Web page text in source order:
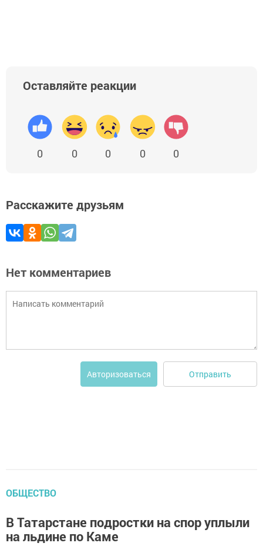
Оставляйте реакции
0 0 0 0 0
Расскажите друзьям
Нет комментариев
Авторизоваться Отправить
ОБЩЕСТВО
В Татарстане подростки на спор уплыли
на льдине по Каме